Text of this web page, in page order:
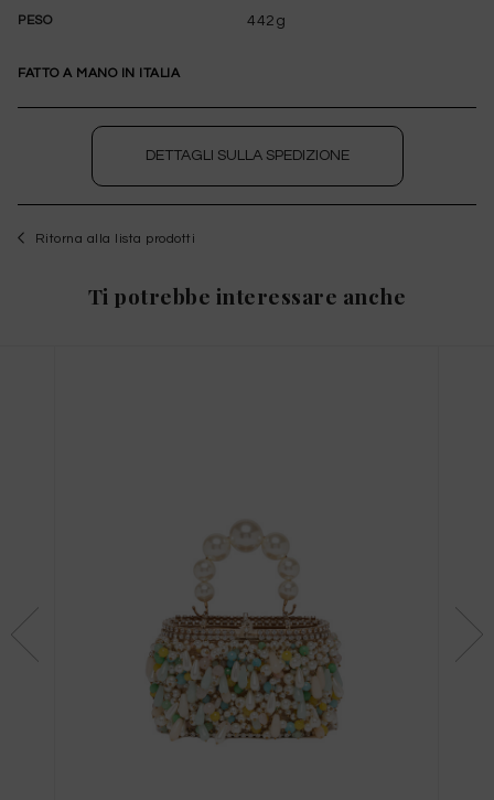
PESO 442g
FATTO A MANO IN ITALIA
DETTAGLI SULLA SPEDIZIONE
Ritorna alla lista prodotti
Ti potrebbe interessare anche